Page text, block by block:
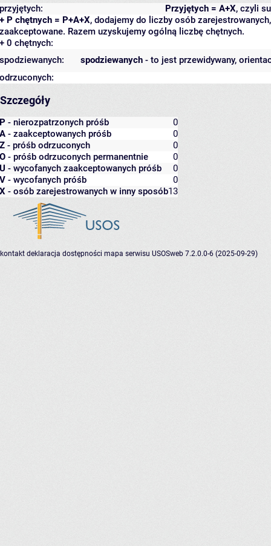
Przyjętych = A+X, czyli
przyjętych:
+ P chętnych = P+A+X, dodajemy do liczby osób
zaakceptowane. Razem uzyskujemy ogólną liczbę chętnych.
+ 0 chętnych:
spodziewanych - to jest przewidywany,
spodziewanych:
odrzuconych:
Szczegóły
P - nierozpatrzonych próśb
0
A - zaakceptowanych próśb
0
Z - próśb odrzuconych
0
O - próśb odrzuconych permanentnie
0
U - wycofanych zaakceptowanych próśb
0
V - wycofanych próśb
0
X - osób zarejestrowanych w inny sposób13
kontakt deklaracja dostępności mapa serwisu USOSweb 7.2.0.0-6 (2025-09-29)